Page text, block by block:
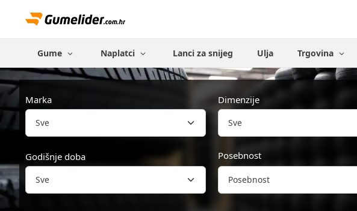
Gume Naplatci Lanci za snijeg Ulja Trgovina
Marka
Sve
Dimenzije
Godišnje doba Posebnost
Posebnost